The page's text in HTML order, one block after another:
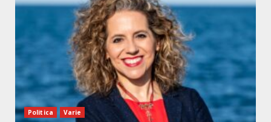
Politica Varie